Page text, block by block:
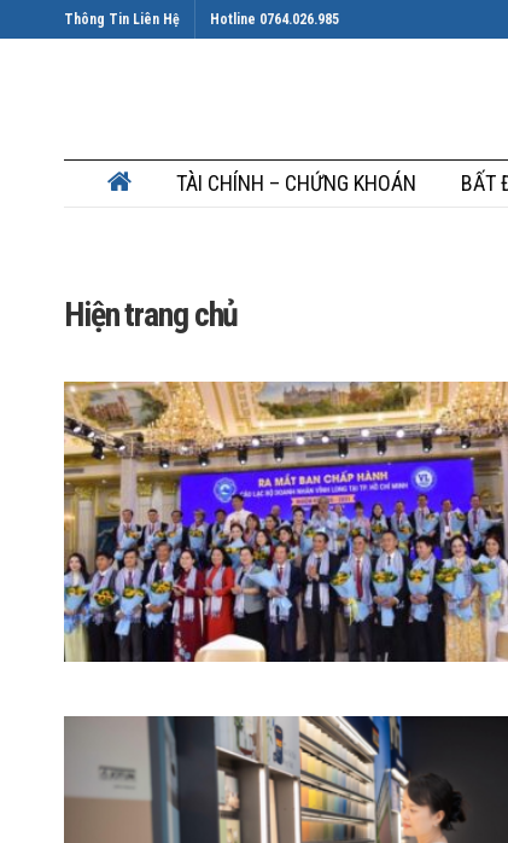
Thông Tin Liên Hệ Hotline 0764.026.985
TÀI CHÍNH – CHỨNG KHOÁN BẤT
Hiện trang chủ